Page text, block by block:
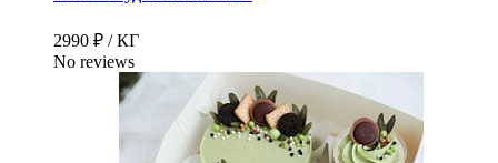
2990 ₽ / КГ
No reviews